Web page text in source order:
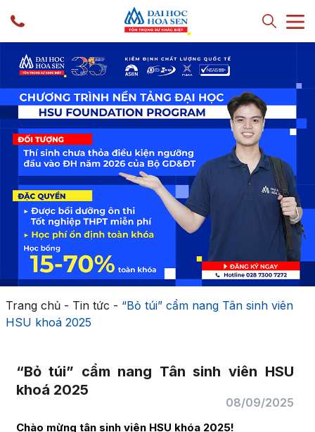
Trang chủ- Tin tức - “Bỏ túi” cẩm nang Tân sinh viên
HSU khoá 2025
“Bỏ túi” cẩm nang Tân sinh viên HSU
khoá 2025
08/09/2025
Chào mừng tân sinh viên HSU khóa 2025!